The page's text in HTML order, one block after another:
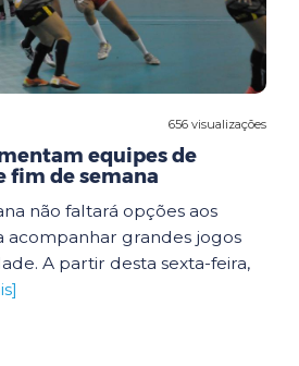
656 visualizações
equipes de
fim de semana
não faltará opções aos
acompanhar grandes jogos
A partir desta sexta-feira,